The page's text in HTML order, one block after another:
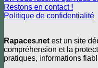
Restons en contact !
Politique de confidentialité
Rapaces.net est un site
compréhension et la
pratiques, informations